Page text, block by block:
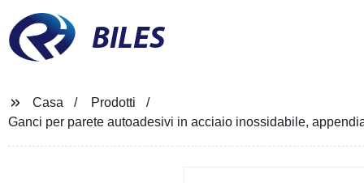
BILES
Casa
Prodotti
Ganci per parete autoadesivi in acciaio inossidabile,